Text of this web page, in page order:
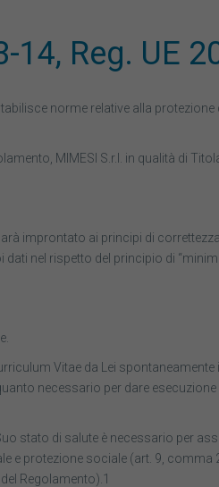
14, Reg. UE
norme relative alla
MIMESI S.r.l. in qualità di
improntato ai principi di
dati nel rispetto del principio di
Vitae da Lei
necessario per dare
stato di salute è necessario per
e protezione sociale (art. 9,
Regolamento).1